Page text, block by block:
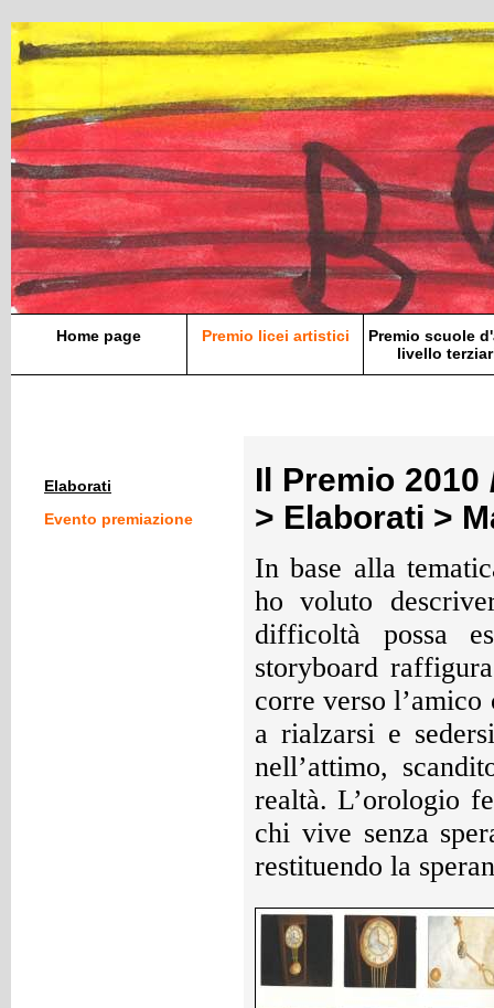
Home page Premio licei artistici
Premio scuole
livello
Elaborati
Evento premiazione
Il Premio 2010
> Elaborati >
In base alla
ho voluto
difficoltà possa
storyboard
corre verso
a rialzarsi e
nell’attimo,
realtà. L’orologio
chi vive senza
restituendo la